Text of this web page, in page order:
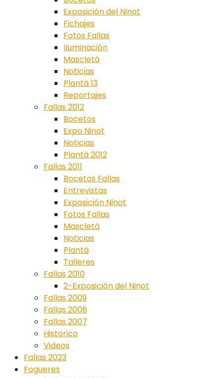
Exposición del Ninot
Fichajes
Fotos Fallas
Iluminación
Mascletà
Noticias
Plantà 13
Reportajes
Fallas 2012
Bocetos
Expo Ninot
Noticias
Plantà 2012
Fallas 2011
Bocetos Fallas
Entrevistas
Exposición Ninot
Fotos Fallas
Mascletá
Noticias
Plantà
Talleres
Fallas 2010
2-Exposición del Ninot
Fallas 2009
Fallas 2008
Fallas 2007
Historico
Videos
Fallas 2023
Fogueres